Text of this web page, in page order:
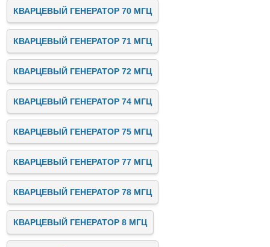
КВАРЦЕВЫЙ ГЕНЕРАТОР 70 МГЦ
КВАРЦЕВЫЙ ГЕНЕРАТОР 71 МГЦ
КВАРЦЕВЫЙ ГЕНЕРАТОР 72 МГЦ
КВАРЦЕВЫЙ ГЕНЕРАТОР 74 МГЦ
КВАРЦЕВЫЙ ГЕНЕРАТОР 75 МГЦ
КВАРЦЕВЫЙ ГЕНЕРАТОР 77 МГЦ
КВАРЦЕВЫЙ ГЕНЕРАТОР 78 МГЦ
КВАРЦЕВЫЙ ГЕНЕРАТОР 8 МГЦ